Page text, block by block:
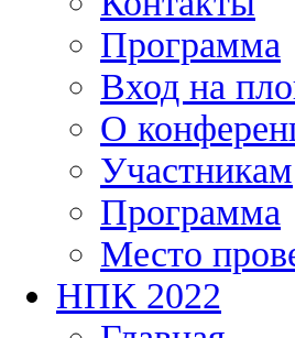
Программа
Вход на
О
Участникам
Программа
Место
НПК 2022